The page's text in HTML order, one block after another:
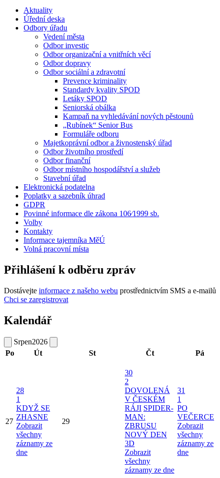
Aktuality
Úřední deska
Odbory úřadu
Vedení města
Odbor investic
Odbor organizační a vnitřních věcí
Odbor dopravy
Odbor sociální a zdravotní
Prevence kriminality
Standardy kvality SPOD
Letáky SPOD
Seniorská obálka
Kampaň na vyhledávání nových pěstounů
„Rubínek“ Senior Bus
Formuláře odboru
Majetkoprávní odbor a živnostenský úřad
Odbor životního prostředí
Odbor finanční
Odbor místního hospodářství a služeb
Stavební úřad
Elektronická podatelna
Poplatky a sazebník úhrad
GDPR
Povinné informace dle zákona 106⁄1999 sb.
Volby
Kontakty
Informace tajemníka MěÚ
Volná pracovní místa
Přihlášení k odběru zpráv
Dostávejte informace z našeho webu prostřednictvím SMS a e-mailů
Chci se zaregistrovat
Kalendář
Srpen2026
Po
Út St Čt Pá
27
28
1
KDYŽ SE
ZHASNE
Zobrazit
všechny
záznamy ze
dne
29
30
2
DOVOLENÁ
V ČESKÉM
RÁJI SPIDER-
MAN:
ZBRUSU
NOVÝ DEN
3D
Zobrazit
všechny
záznamy ze dne
31
1
PO
VEČERCE
Zobrazit
všechny
záznamy ze
dne